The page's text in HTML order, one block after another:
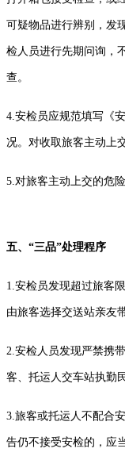
可疑物品进行辨别，发
检人员进行先期问询，
查。
4.安检员应规范填写《
况。对收取旅客主动上
5.对旅客主动上交的危
五、“三品”处理程序
1.安检员发现超过旅客
由旅客选择交送站亲友
2.安检人员发现严禁携
客、托运人交车站执勤
3.旅客或托运人不配合
告仍不接受安检的，应